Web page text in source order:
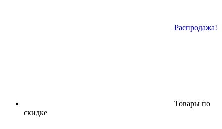
Распродажа!
Товары по
скидке